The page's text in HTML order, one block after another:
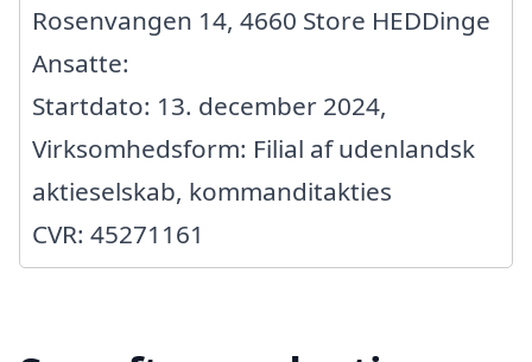
Rosenvangen 14, 4660 Store HEDDinge
Ansatte:
Startdato: 13. december 2024,
Virksomhedsform: Filial af udenlandsk
aktieselskab, kommanditakties
CVR: 45271161